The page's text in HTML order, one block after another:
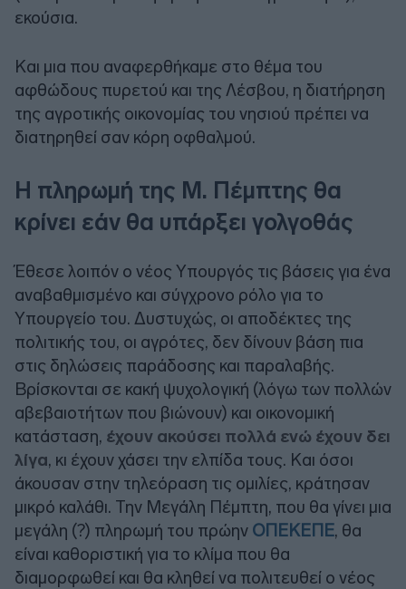
εκούσια.
Και μια που αναφερθήκαμε στο θέμα του
αφθώδους πυρετού και της Λέσβου, η διατήρηση
της αγροτικής οικονομίας του νησιού πρέπει να
διατηρηθεί σαν κόρη οφθαλμού.
Η πληρωμή της Μ. Πέμπτης θα
κρίνει εάν θα υπάρξει γολγοθάς
Έθεσε λοιπόν ο νέος Υπουργός τις βάσεις για ένα
αναβαθμισμένο και σύγχρονο ρόλο για το
Υπουργείο του. Δυστυχώς, οι αποδέκτες της
πολιτικής του, οι αγρότες, δεν δίνουν βάση πια
στις δηλώσεις παράδοσης και παραλαβής.
Βρίσκονται σε κακή ψυχολογική (λόγω των πολλών
αβεβαιοτήτων που βιώνουν) και οικονομική
κατάσταση, έχουν ακούσει πολλά ενώ έχουν δει
λίγα, κι έχουν χάσει την ελπίδα τους. Και όσοι
άκουσαν στην τηλεόραση τις ομιλίες, κράτησαν
μικρό καλάθι. Την Μεγάλη Πέμπτη, που θα γίνει μια
μεγάλη (?) πληρωμή του πρώην ΟΠΕΚΕΠΕ, θα
είναι καθοριστική για το κλίμα που θα
διαμορφωθεί και θα κληθεί να πολιτευθεί ο νέος